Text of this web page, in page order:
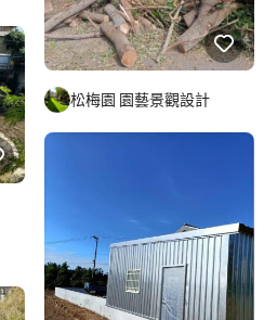
松梅園 園藝景觀設計